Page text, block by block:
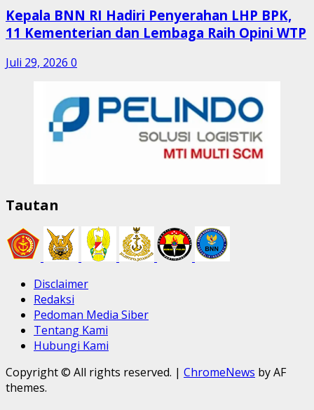
Kepala BNN RI Hadiri Penyerahan LHP BPK,
11 Kementerian dan Lembaga Raih Opini WTP
Juli 29, 2026 0
Tautan
Disclaimer
Redaksi
Pedoman Media Siber
Tentang Kami
Hubungi Kami
Copyright © All rights reserved. | ChromeNews by AF
themes.